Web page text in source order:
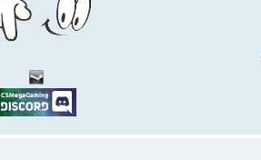
CS